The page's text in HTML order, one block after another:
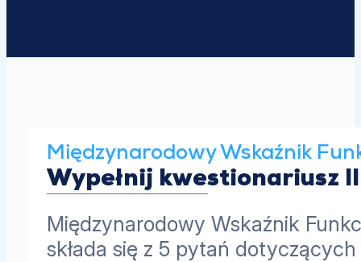
Międzynarodowy Wskaźnik
Wypełnij kwestionariusz
Międzynarodowy Wskaźnik
składa się z 5 pytań